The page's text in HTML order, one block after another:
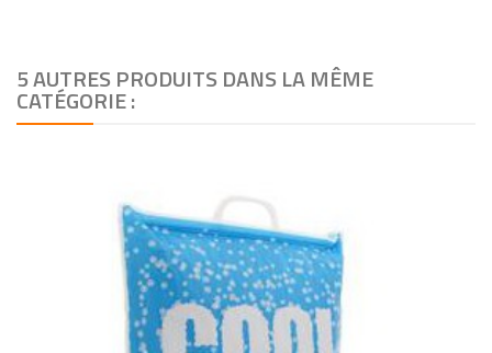
5 AUTRES PRODUITS DANS LA MÊME
CATÉGORIE :